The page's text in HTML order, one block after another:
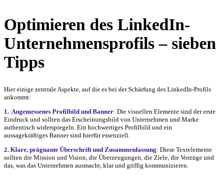
Optimieren des LinkedIn-
Unternehmensprofils – sieben
Tipps
Hier einige zentrale Aspekte, auf die es bei der Schärfung des LinkedIn-Profils
ankommt:
1. Angemessenes Profilbild und Banner: Die visuellen Elemente sind der erste
Eindruck und sollten das Erscheinungsbild von Unternehmen und Marke
authentisch widerspiegeln. Ein hochwertiges Profilbild und ein
aussagekräftiges Banner sind hierfür essenziell.
2. Klare, prägnante Überschrift und Zusammenfassung: Diese Textelemente
sollten die Mission und Vision, die Überzeugungen, die Ziele, die Vorzüge und
das, was das Unternehmen ausmacht, klar und griffig kommunizieren.